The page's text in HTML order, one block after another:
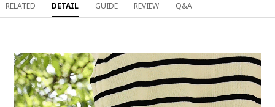
RELATED DETAIL GUIDE REVIEW Q&A